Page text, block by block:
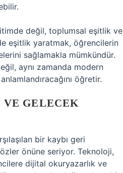
değil, toplumsal eşitlik ve
eşitlik yaratmak, öğrencilerin
sağlamakla mümkündür.
aynı zamanda modern
öğretir.
GELECEK
bir kaybı geri
önüne seriyor. Teknoloji,
dijital okuryazarlık ve